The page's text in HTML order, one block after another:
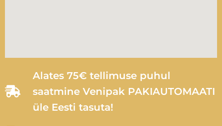
Alates 75€ tellimuse puhul
saatmine Venipak PAKIAUTOMAATI
üle Eesti tasuta!